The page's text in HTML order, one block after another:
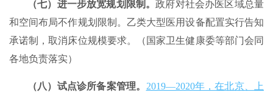
（七）进一步放宽规划限制。政府对社会办医区域总量
和空间布局不作规划限制。乙类大型医用设备配置实行告知
承诺制，取消床位规模要求。（国家卫生健康委等部门会同
各地负责落实）
（八）试点诊所备案管理。 2019—2020年，在北京、上